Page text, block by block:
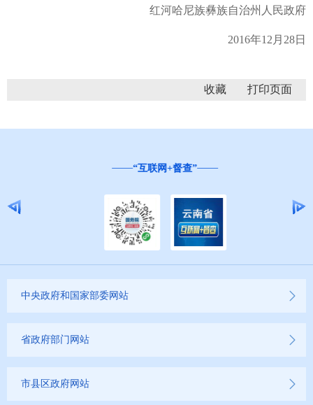
红河哈尼族彝族自治州人民政府
2016年12月28日
收藏
“互联网+督查”
中央政府和国家部委网站
省政府部门网站
市县区政府网站